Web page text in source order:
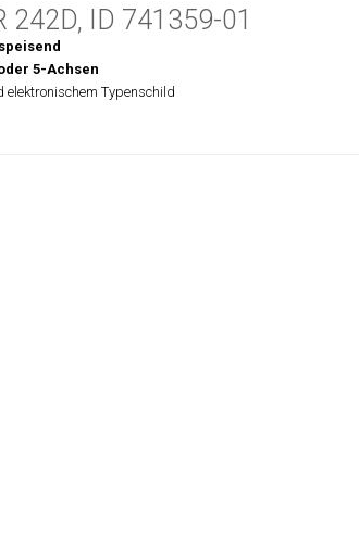
242D, ID 741359-01
5-Achsen
elektronischem Typenschild